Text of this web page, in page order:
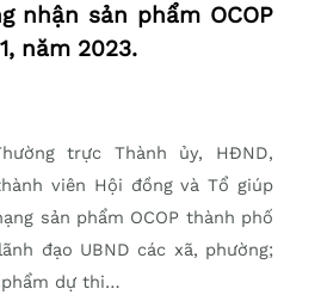
nhận sản phẩm OCOP
năm 2023.
trực Thành ủy, HĐND,
viên Hội đồng và Tổ giúp
sản phẩm OCOP thành phố
đạo UBND các xã, phường;
dự thi…